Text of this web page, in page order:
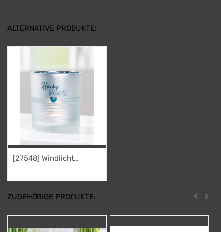
ALTERNATIVE PRODUKTE:
[27548] Windlicht
silberfarben/innen blau,
in Geschenkbox
ZUGEHÖRIGE PRODUKTE: Zurück